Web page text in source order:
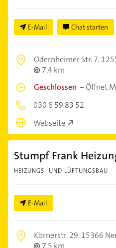
E-Mail Chat starten
Odernheimer Str. 7,
7,4 km
Geschlossen –Öffnet
030 6 59 83 52
Webseite
Stumpf Frank
HEIZUNGS- UND LÜFTUNGSBAU
E-Mail
Körnerstr. 29,15366
7,5 km